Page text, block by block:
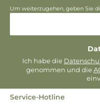
Um weiterzugehen, geben Sie
Ich habe die
genommen und die
Service-Hotline